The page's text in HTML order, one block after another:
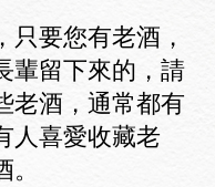
要您有老酒，
輩留下來的，請
老酒，通常都有
人喜愛收藏老